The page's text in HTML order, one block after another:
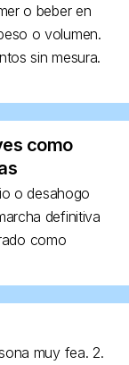
o beber en
o volumen.
sin mesura.
como
o desahogo
definitiva
como
muy fea. 2.